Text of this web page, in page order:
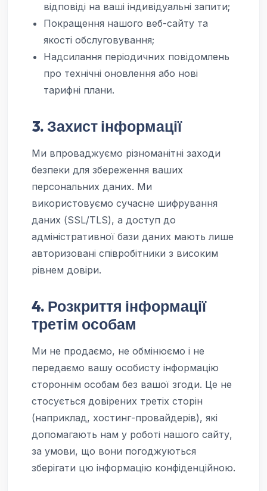
відповіді на ваші індивідуальні запити;
Покращення нашого веб-сайту та
якості обслуговування;
Надсилання періодичних повідомлень
про технічні оновлення або нові
тарифні плани.
3. Захист інформації
Ми впроваджуємо різноманітні заходи
безпеки для збереження ваших
персональних даних. Ми
використовуємо сучасне шифрування
даних (SSL/TLS), а доступ до
адміністративної бази даних мають лише
авторизовані співробітники з високим
рівнем довіри.
4. Розкриття інформації
третім особам
Ми не продаємо, не обмінюємо і не
передаємо вашу особисту інформацію
стороннім особам без вашої згоди. Це не
стосується довірених третіх сторін
(наприклад, хостинг-провайдерів), які
допомагають нам у роботі нашого сайту,
за умови, що вони погоджуються
зберігати цю інформацію конфіденційною.